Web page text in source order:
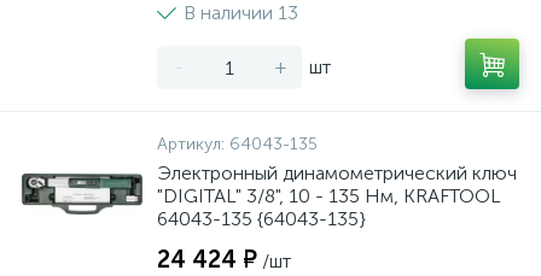
В наличии 13
- + шт
Артикул: 64043-135
Электронный динамометрический ключ
"DIGITAL" 3/8", 10 - 135 Нм, KRAFTOOL
64043-135 {64043-135}
24 424 ₽ /шт